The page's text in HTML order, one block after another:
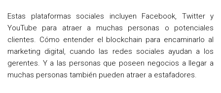
Estas plataformas sociales incluyen Facebook, Twitter y
YouTube para atraer a muchas personas o potenciales
clientes. Cómo entender el blockchain para encaminarlo al
marketing digital, cuando las redes sociales ayudan a los
gerentes. Y a las personas que poseen negocios a llegar a
muchas personas también pueden atraer a estafadores.